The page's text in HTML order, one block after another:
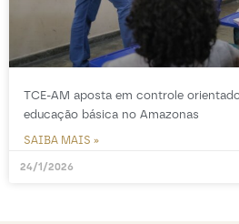
TCE-AM aposta em controle
educação básica no Amazonas
SAIBA MAIS »
24/1/2026